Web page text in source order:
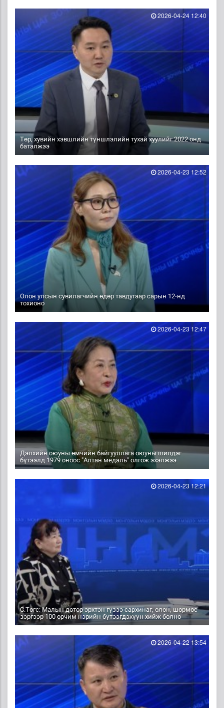
Төр, хувийн хэвшлийн түншлэлийн тухай хуулийг 2022 онд
баталжээ
2026-04-24 12:40
Олон улсын сувилагчийн өдөр тавдугаар сарын 12-нд
тохионо
2026-04-23 12:52
Дэлхийн оюуны өмчийн байгууллага оюуны шилдэг
бүтээлд 1979 оноос "Алтан медаль" олгож эхэлжээ
2026-04-23 12:47
С.Төгс: Малын дотор эрхтэн гүзээ сархинаг, өлөн, шөрмөс
зэргээр 100 орчим нэрийн бүтээгдэхүүн хийж болно
2026-04-23 12:21
2026-04-22 13:54